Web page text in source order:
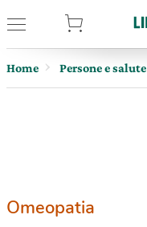
Home Persone e salute
Omeopatia